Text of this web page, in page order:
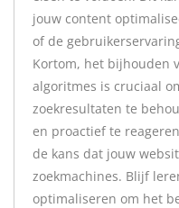
jouw content
of de
Kortom, het bijhouden
algoritmes is cruciaal
zoekresultaten te
en proactief te
de kans dat jouw
zoekmachines. Blijf
optimaliseren om het